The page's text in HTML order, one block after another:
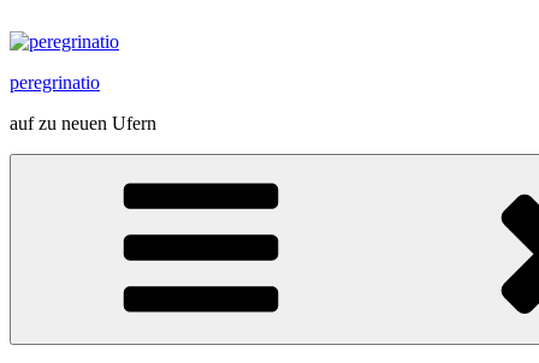
Inhalt
peregrinatio
auf zu neuen Ufern